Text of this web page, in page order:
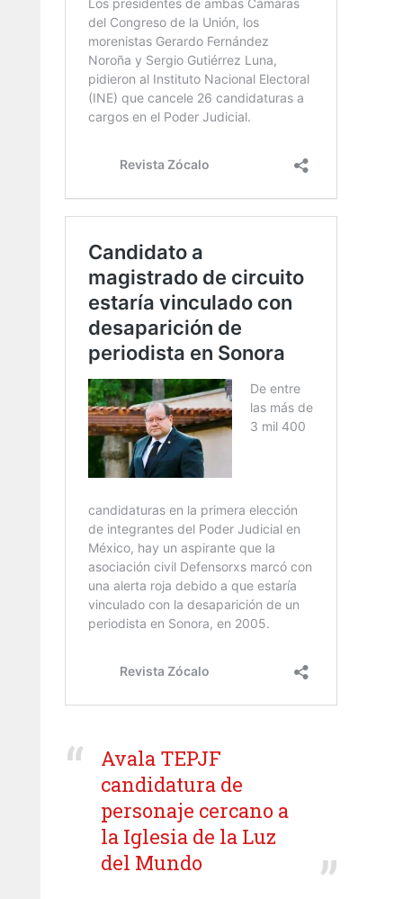
Avala TEPJF
candidatura de
personaje cercano a
la Iglesia de la Luz
del Mundo